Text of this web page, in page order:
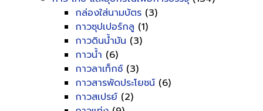
กล่องใส่นามบัตร (3)
กาวซุปเปอร์กลู (1)
กาวดินน้ำมัน (3)
กาวน้ำ (6)
กาวลาเท็กซ์ (3)
กาวสารพัดประโยชน์ (6)
กาวสเปรย์ (2)